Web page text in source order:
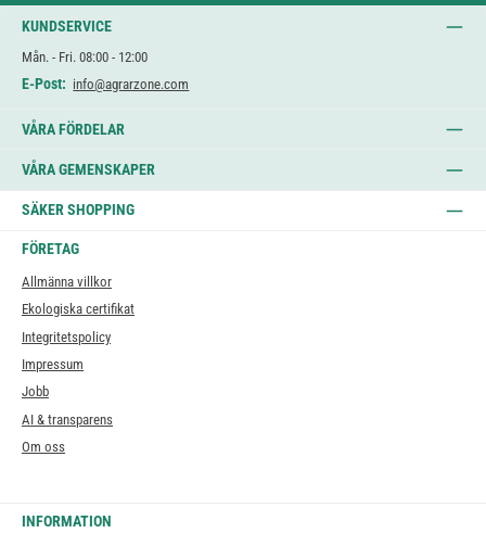
KUNDSERVICE
Mån. - Fri. 08:00 - 12:00
E-Post: info@agrarzone.com
VÅRA FÖRDELAR
VÅRA GEMENSKAPER
SÄKER SHOPPING
FÖRETAG
Allmänna villkor
Ekologiska certifikat
Integritetspolicy
Impressum
Jobb
AI & transparens
Om oss
INFORMATION